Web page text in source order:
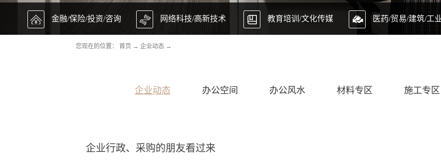
金融/保险/投资/咨询 网络科技/高新技术 教育培训/文化传媒 医药/贸易/建筑/工
您现在的位置： 首页 → 企业动态 →
企业动态 办公空间 办公风水 材料专区 施工专区
企业行政、采购的朋友看过来